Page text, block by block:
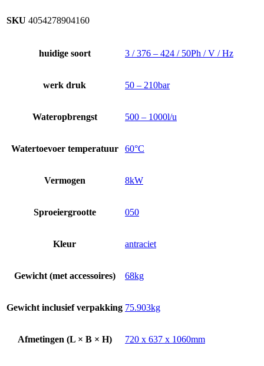
SKU 4054278904160
huidige soort 3 / 376 – 424 / 50Ph / V / Hz
werk druk 50 – 210bar
Wateropbrengst 500 – 1000l/u
Watertoevoer temperatuur 60°C
Vermogen 8kW
Sproeiergrootte 050
Kleur antraciet
Gewicht (met accessoires) 68kg
Gewicht inclusief verpakking 75.903kg
Afmetingen (L × B × H) 720 x 637 x 1060mm